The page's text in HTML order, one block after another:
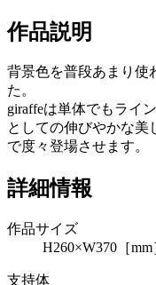
作品説明
背景色を普段あまり使
た。
giraffeは単体でもライ
としての伸びやかな美
で度々登場させます。
詳細情報
作品サイズ
H260×W370［mm
支持体